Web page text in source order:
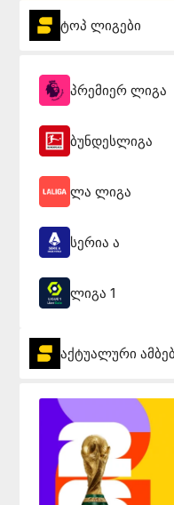
ტოპ ლიგები
პრემიერ ლიგა
ბუნდესლიგა
ლა ლიგა
სერია ა
ლიგა 1
აქტუალური